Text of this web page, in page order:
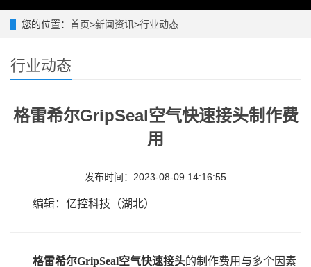
您的位置： 首页>新闻资讯>行业动态
行业动态
格雷希尔GripSeal空气快速接头制作费
用
发布时间：2023-08-09 14:16:55
编辑：亿控科技（湖北）
格雷希尔GripSeal空气快速接头的制作费用与多个因素